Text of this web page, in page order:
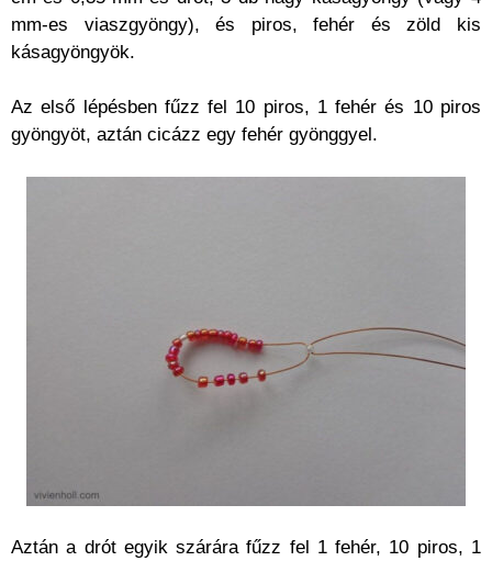
mm-es viaszgyöngy), és piros, fehér és zöld kis
kásagyöngyök.
Az első lépésben fűzz fel 10 piros, 1 fehér és 10 piros
gyöngyöt, aztán cicázz egy fehér gyönggyel.
Aztán a drót egyik szárára fűzz fel 1 fehér, 10 piros, 1